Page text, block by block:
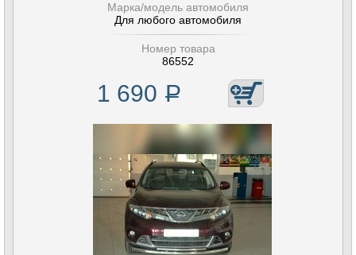
Марка/модель автомобиля
Для любого автомобиля
Номер товара
86552
1 690 Р